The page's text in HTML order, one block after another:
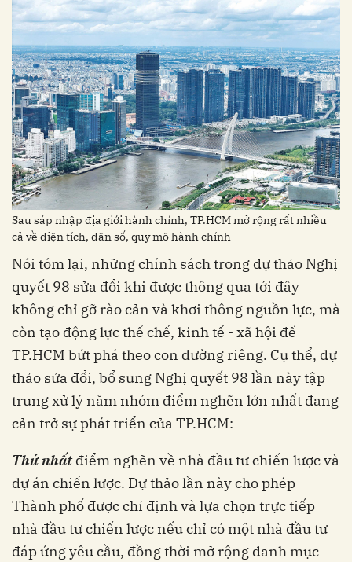
Sau sáp nhập địa giới hành chính, TP.HCM mở rộng rất nhiều
cả về diện tích, dân số, quy mô hành chính
Nói tóm lại, những chính sách trong dự thảo Nghị
quyết 98 sửa đổi khi được thông qua tới đây
không chỉ gỡ rào cản và khơi thông nguồn lực, mà
còn tạo động lực thể chế, kinh tế - xã hội để
TP.HCM bứt phá theo con đường riêng. Cụ thể, dự
thảo sửa đổi, bổ sung Nghị quyết 98 lần này tập
trung xử lý năm nhóm điểm nghẽn lớn nhất đang
cản trở sự phát triển của TP.HCM:
Thứ nhấtđiểm nghẽn về nhà đầu tư chiến lược và
dự án chiến lược. Dự thảo lần này cho phép
Thành phố được chỉ định và lựa chọn trực tiếp
nhà đầu tư chiến lược nếu chỉ có một nhà đầu tư
đáp ứng yêu cầu, đồng thời mở rộng danh mục